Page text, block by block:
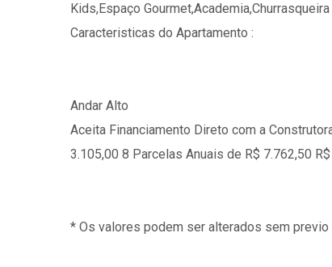
Kids,Espaço Gourmet,Academia,Churrasqueira
Caracteristicas do Apartamento :
Andar Alto
Aceita Financiamento Direto com a
3.105,00 8 Parcelas Anuais de R$ 7.762,50
* Os valores podem ser alterados sem previo